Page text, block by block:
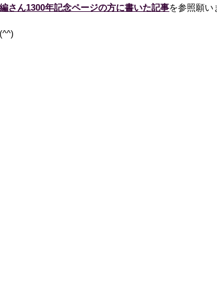
さん1300年記念ページの方に書いた記事を参照願い